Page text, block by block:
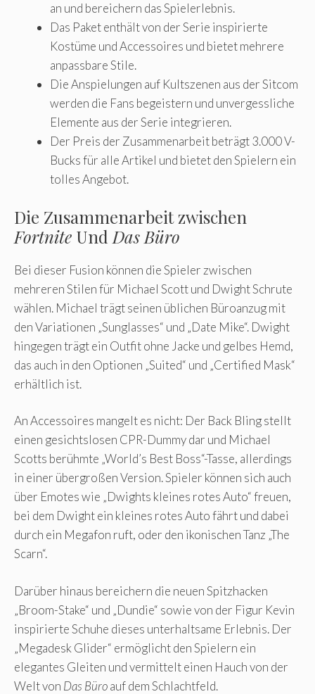
an und bereichern das Spielerlebnis.
Das Paket enthält von der Serie inspirierte
Kostüme und Accessoires und bietet mehrere
anpassbare Stile.
Die Anspielungen auf Kultszenen aus der Sitcom
werden die Fans begeistern und unvergessliche
Elemente aus der Serie integrieren.
Der Preis der Zusammenarbeit beträgt 3.000 V-
Bucks für alle Artikel und bietet den Spielern ein
tolles Angebot.
Die Zusammenarbeit zwischen
Fortnite Und Das Büro
Bei dieser Fusion können die Spieler zwischen
mehreren Stilen für Michael Scott und Dwight Schrute
wählen. Michael trägt seinen üblichen Büroanzug mit
den Variationen „Sunglasses“ und „Date Mike“. Dwight
hingegen trägt ein Outfit ohne Jacke und gelbes Hemd,
das auch in den Optionen „Suited“ und „Certified Mask“
erhältlich ist.
An Accessoires mangelt es nicht: Der Back Bling stellt
einen gesichtslosen CPR-Dummy dar und Michael
Scotts berühmte „World’s Best Boss“-Tasse, allerdings
in einer übergroßen Version. Spieler können sich auch
über Emotes wie „Dwights kleines rotes Auto“ freuen,
bei dem Dwight ein kleines rotes Auto fährt und dabei
durch ein Megafon ruft, oder den ikonischen Tanz „The
Scarn“.
Darüber hinaus bereichern die neuen Spitzhacken
„Broom-Stake“ und „Dundie“ sowie von der Figur Kevin
inspirierte Schuhe dieses unterhaltsame Erlebnis. Der
„Megadesk Glider“ ermöglicht den Spielern ein
elegantes Gleiten und vermittelt einen Hauch von der
Welt von Das Büroauf dem Schlachtfeld.